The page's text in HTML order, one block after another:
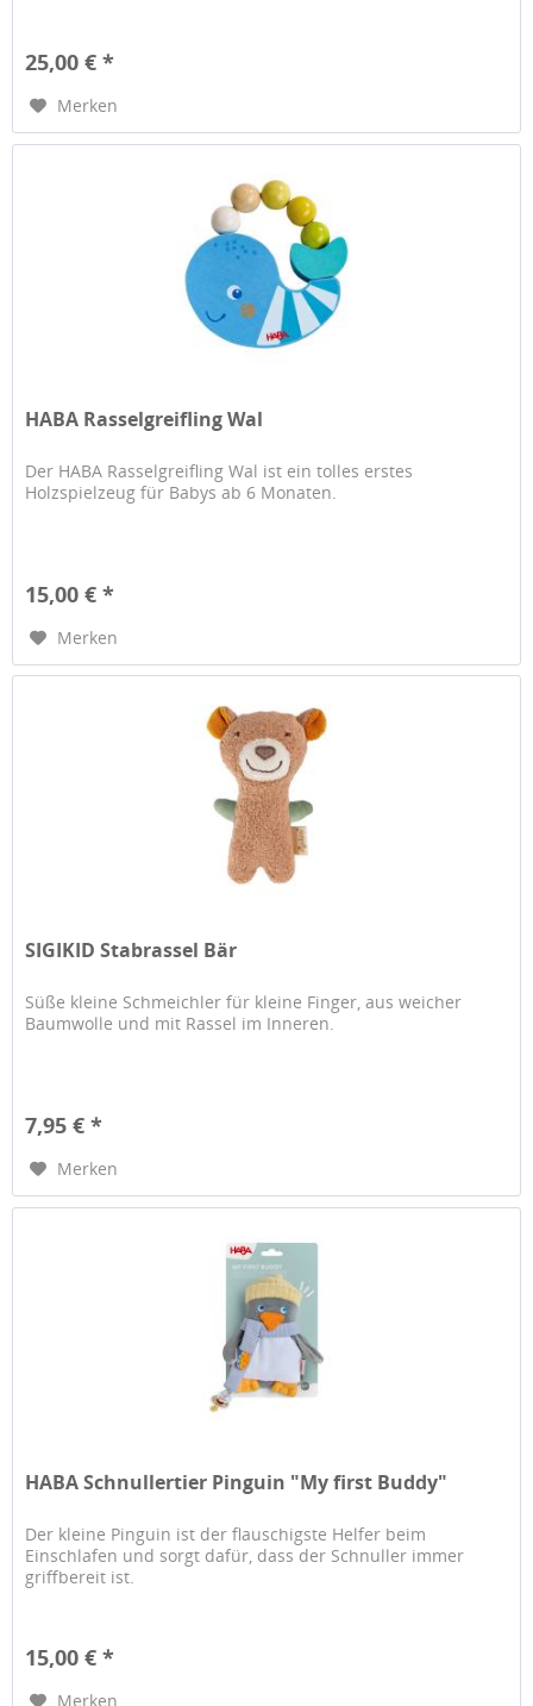
25,00 € *
Merken
HABA Rasselgreifling Wal
Der HABA Rasselgreifling Wal ist ein tolles erstes
Holzspielzeug für Babys ab 6 Monaten.
15,00 € *
Merken
SIGIKID Stabrassel Bär
Süße kleine Schmeichler für kleine Finger, aus weicher
Baumwolle und mit Rassel im Inneren.
7,95 € *
Merken
HABA Schnullertier Pinguin "My first Buddy"
Der kleine Pinguin ist der flauschigste Helfer beim
Einschlafen und sorgt dafür, dass der Schnuller immer
griffbereit ist.
15,00 € *
Merken